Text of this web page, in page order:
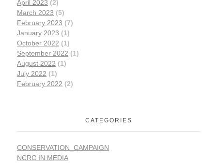
April 2023 (2)
March 2023 (5)
February 2023 (7)
January 2023 (1)
October 2022 (1)
September 2022 (1)
August 2022 (1)
July 2022 (1)
February 2022 (2)
CATEGORIES
CONSERVATION_CAMPAIGN
NCRC IN MEDIA